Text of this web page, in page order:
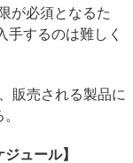
が必須となるた
手するのは難しく
販売される製品に
ュール】